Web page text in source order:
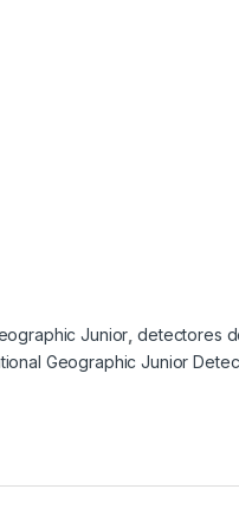
Junior ,detectores
Geographic Junior